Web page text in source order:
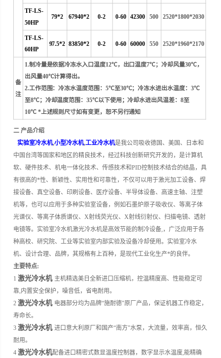
TF-LS-
50HP
79*2 67940*2 0-2 0-60 42300 500 2520*1800*2030
TF-LS-
60HP
97.5*2 83850*2 0-2 0-60 60000 550 2520*1960*2170
备
注
1.制冷量是依据冷冻水入口温度12℃，出口温度7℃；冷却风量30℃，
出风量40℃计算得出。
2.工作范围：冷冻水温度范围：5℃至30℃；冷冻水进出水温度：3℃
至8℃；冷却温度范围：35℃以下使用；冷却水进出风温差：8至
10℃ *上述规则尺寸如有变更，恕不另行通知
二 产品介绍
实验室冷水机,小型冷水机,工业冷水机是我公司吸收德国、美国、日本和
中国台湾等国家和地区的精良技术，经过科技创新研究开发的，是计算机
软、硬件技术、机电一体化技术、传感技术和PID控制技术结合的结晶，具
有很高的*性、新颖性、实用性和可靠性，不仅可以用于激光加工设备、焊
接设备、真空设备、印刷设备、医疗设备、半导体设备、高速主轴、注塑
机等，也可以应用于多种实验室设备，例如石墨炉原子吸收仪、等离子体
光谱仪、等离子体质谱仪、X射线荧光仪、X射线衍射仪、扫描电镜、透射
电镜等。 实验室冷水机激光冷水机是高效节能的制冷设备,，广泛应用于各
种高校、研究院、工业等实验室内部实验及设备冷却使用。 实验室冷水
机、设计合理、品牌，其规格有上百种，是现代工业化生产*的良伴。
主要特点:
1激光冷水机 主机精选美日全新进口压缩机，控温精度高、性能稳定可
靠,内置安全保护，噪音低，省电耐用。
2激光冷水机 电器部分均为品牌“施耐德"原厂产品，保证机器工作稳定，
寿命长。
3激光冷水机 进口意大利原厂和国产“南方"水泵，大流量，效率高，恒久
耐用。
4激光冷水机配备进口精密式数显温度控制器，数字显示水温度,能精确